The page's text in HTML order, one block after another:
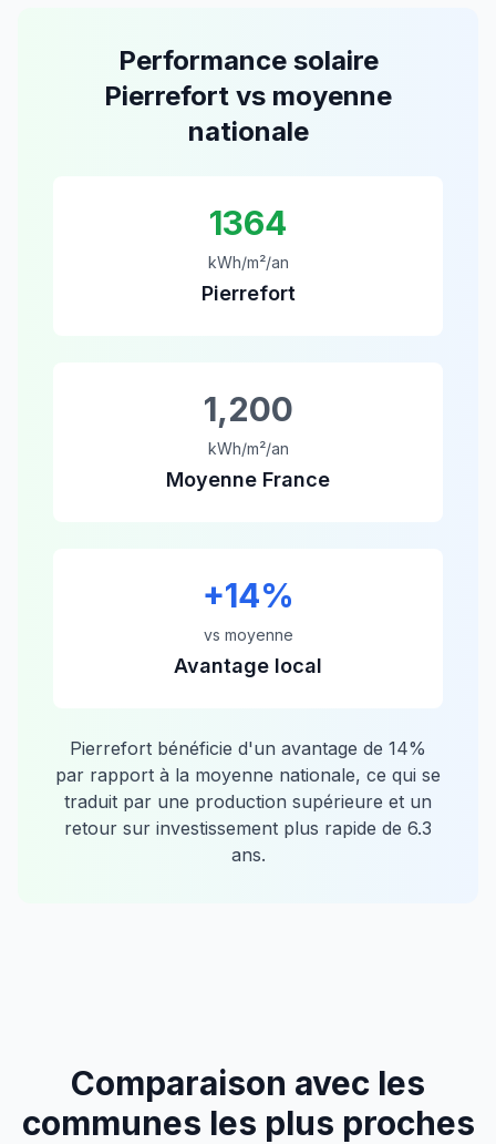
Performance solaire
Pierrefort vs moyenne
nationale
1364
kWh/m²/an
Pierrefort
1,200
kWh/m²/an
Moyenne France
+14%
vs moyenne
Avantage local
Pierrefort bénéficie d'un avantage de 14%
par rapport à la moyenne nationale, ce qui se
traduit par une production supérieure et un
retour sur investissement plus rapide de 6.3
ans.
Comparaison avec les
communes les plus proches